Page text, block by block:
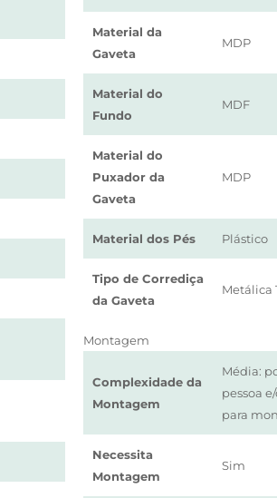
Material da
Gaveta
MDP
Material do
Fundo
MDF
Material do
Puxador da
Gaveta
MDP
Material dos Pés Plástico
Tipo de Corrediça
da Gaveta
Metálica
Montagem
Complexidade da
Montagem
Média:
pessoa
para
Necessita
Montagem
Sim